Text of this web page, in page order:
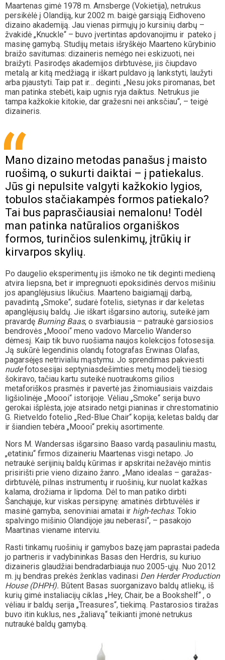
Maartenas gimė 1978 m. Arnsberge (Vokietija), netrukus
persikėlė į Olandiją, kur 2002 m. baigė garsiąją Eidhoveno
dizaino akademiją. Jau vienas pirmųjų jo kursinių darbų –
žvakidė „Knuckle“ – buvo įvertintas apdovanojimu ir pateko į
masinę gamybą. Studijų metais išryškėjo Maarteno kūrybinio
braižo savitumas: dizaineris nemėgo nei eskizuoti, nei
braižyti. Pasirodęs akademijos dirbtuvėse, jis čiupdavo
metalą ar kitą medžiagą ir iškart puldavo ją lankstyti, laužyti
arba pjaustyti. Taip pat ir… deginti. „Nesu joks piromanas, bet
man patinka stebėti, kaip ugnis ryja daiktus. Netrukus jie
tampa kažkokie kitokie, dar gražesni nei anksčiau“, – teigė
dizaineris.
Mano dizaino metodas panašus į maisto
ruošimą, o sukurti daiktai – į patiekalus.
Jūs gi nepulsite valgyti kažkokio lygios,
tobulos stačiakampės formos patiekalo?
Tai bus paprasčiausiai nemalonu! Todėl
man patinka natūralios organiškos
formos, turinčios sulenkimų, įtrūkių ir
kirvarpos skylių.
Po daugelio eksperimentų jis išmoko ne tik deginti medieną
atvira liepsna, bet ir impregnuoti epoksidinės dervos mišiniu
jos apanglėjusius likučius. Maarteno baigiamąjį darbą,
pavadintą „Smoke“, sudarė fotelis, sietynas ir dar keletas
apanglėjusių baldų. Jie iškart išgarsino autorių, suteikė jam
pravardę Burning Baas, o svarbiausia – patraukė garsiosios
bendrovės „Moooi“ meno vadovo Marcelio Wanderso
dėmesį. Kaip tik buvo ruošiama naujos kolekcijos fotosesija.
Ją sukūrė legendinis olandų fotografas Erwinas Olafas,
pagarsėjęs netrivialiu mąstymu. Jo sprendimas pakviesti
nudefotosesijai septyniasdešimties metų modelį tiesiog
šokiravo, tačiau kartu suteikė nuotraukoms gilios
metaforiškos prasmės ir pavertė jas žinomiausiais vaizdais
ligšiolinėje „Moooi“ istorijoje. Vėliau „Smoke“ serija buvo
gerokai išplėsta, joje atsirado netgi pianinas ir chrestomatinio
G. Rietveldo fotelio „Red-Blue Chair“ kopija; keletas baldų dar
ir šiandien tebėra „Moooi“ prekių asortimente.
Nors M. Wandersas išgarsino Baaso vardą pasauliniu mastu,
„etatiniu“ firmos dizaineriu Maartenas visgi netapo. Jo
netraukė serijinių baldų kūrimas ir apskritai nežavėjo mintis
prisirišti prie vieno dizaino žanro. „Mano idealas – garažas-
dirbtuvėlė, pilnas instrumentų ir ruošinių, kur nuolat kažkas
kalama, drožiama ir lipdoma. Dėl to man patiko dirbti
Šanchajuje, kur viskas persipynę: amatinės dirbtuvėlės ir
masinė gamyba, senoviniai amatai ir high-techas. Tokio
spalvingo mišinio Olandijoje jau neberasi“, – pasakojo
Maartinas viename interviu.
Rasti tinkamų ruošinių ir gamybos bazę jam paprastai padeda
jo partneris ir vadybininkas Basas den Herdris, su kuriuo
dizaineris glaudžiai bendradarbiauja nuo 2005-ųjų. Nuo 2012
m. jų bendras prekės ženklas vadinasi Den Herder Production
House (DHPH). Būtent Basas suorganizavo baldų atliekų, iš
kurių gimė instaliacijų ciklas „Hey, Chair, be a Bookshelf“ , o
vėliau ir baldų serija „Treasures“, tiekimą. Pastarosios tiražas
buvo itin kuklus, nes „žaliavą“ teikianti įmonė netrukus
nutraukė baldų gamybą.